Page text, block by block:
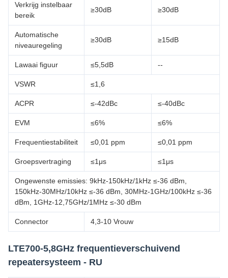
Verkrijg instelbaar
bereik
≥30dB ≥30dB
Automatische
niveauregeling
≥30dB ≥15dB
Lawaai figuur ≤5,5dB --
VSWR ≤1,6
ACPR ≤-42dBc ≤-40dBc
EVM ≤6% ≤6%
Frequentiestabiliteit ≤0,01 ppm ≤0,01 ppm
Groepsvertraging ≤1μs ≤1μs
Ongewenste emissies: 9kHz-150kHz/1kHz ≤-36 dBm,
150kHz-30MHz/10kHz ≤-36 dBm, 30MHz-1GHz/100kHz ≤-36
dBm, 1GHz-12,75GHz/1MHz ≤-30 dBm
Connector 4,3-10 Vrouw
LTE700-5,8GHz frequentieverschuivend
repeatersysteem - RU